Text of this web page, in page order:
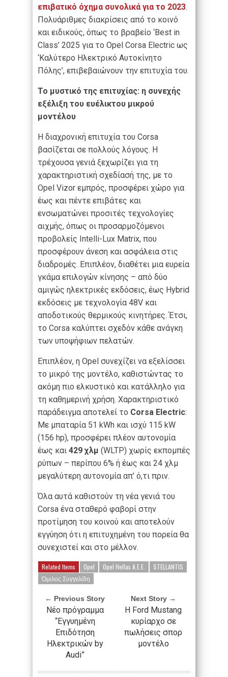
επιβατικό όχημα συνολικά για το 2023.
Πολυάριθμες διακρίσεις από το κοινό
και ειδικούς, όπως το βραβείο ‘Best in
Class’ 2025 για το Opel Corsa Electric ως
‘Καλύτερο Ηλεκτρικό Αυτοκίνητο
Πόλης’, επιβεβαιώνουν την επιτυχία του.
Το μυστικό της επιτυχίας: η συνεχής
εξέλιξη του ευέλικτου μικρού
μοντέλου
Η διαχρονική επιτυχία του Corsa
βασίζεται σε πολλούς λόγους. Η
τρέχουσα γενιά ξεχωρίζει για τη
χαρακτηριστική σχεδίασή της, με το
Opel Vizor εμπρός, προσφέρει χώρο για
έως και πέντε επιβάτες και
ενσωματώνει προσιτές τεχνολογίες
αιχμής, όπως οι προσαρμοζόμενοι
προβολείς Intelli-Lux Matrix, που
προσφέρουν άνεση και ασφάλεια στις
διαδρομές. Επιπλέον, διαθέτει μια ευρεία
γκάμα επιλογών κίνησης – από δύο
αμιγώς ηλεκτρικές εκδόσεις, έως Hybrid
εκδόσεις με τεχνολογία 48V και
αποδοτικούς θερμικούς κινητήρες. Έτσι,
το Corsa καλύπτει σχεδόν κάθε ανάγκη
των υποψήφιων πελατών.
Επιπλέον, η Opel συνεχίζει να εξελίσσει
το μικρό της μοντέλο, καθιστώντας το
ακόμη πιο ελκυστικό και κατάλληλο για
τη καθημερινή χρήση. Χαρακτηριστικό
παράδειγμα αποτελεί το Corsa Electric:
Με μπαταρία 51 kWh και ισχύ 115 kW
(156 hp), προσφέρει πλέον αυτονομία
έως και 429 χλμ (WLTP) χωρίς εκπομπές
ρύπων – περίπου 6% ή έως και 24 χλμ
μεγαλύτερη αυτονομία απ’ ό,τι πριν.
Όλα αυτά καθιστούν τη νέα γενιά του
Corsa ένα σταθερό φαβορί στην
προτίμηση του κοινού και αποτελούν
εγγύηση ότι η επιτυχημένη του πορεία θα
συνεχιστεί και στο μέλλον.
Related Items Opel Opel Hellas A.E.E.
STELLANTIS
Όμιλος Συγγελίδη
← Previous Story
Νέο πρόγραμμα
“Εγγυημένη
Επιδότηση
Ηλεκτρικών by
Audi”
Next Story →
Η Ford Mustang
κυρίαρχο σε
πωλήσεις σπορ
μοντέλο